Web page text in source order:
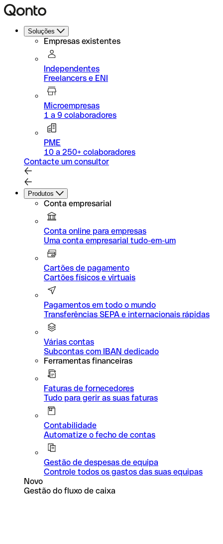
Soluções
Empresas existentes
Independentes
Freelancers e ENI
Microempresas
1 a 9 colaboradores
PME
10 a 250+ colaboradores
Contacte um consultor
Produtos
Conta empresarial
Conta online para empresas
Uma conta empresarial tudo-em-um
Cartões de pagamento
Cartões físicos e virtuais
Pagamentos em todo o mundo
Transferências SEPA e internacionais rápidas
Várias contas
Subcontas com IBAN dedicado
Ferramentas financeiras
Faturas de fornecedores
Tudo para gerir as suas faturas
Contabilidade
Automatize o fecho de contas
Gestão de despesas de equipa
Controle todos os gastos das suas equipas
Novo
Gestão do fluxo de caixa